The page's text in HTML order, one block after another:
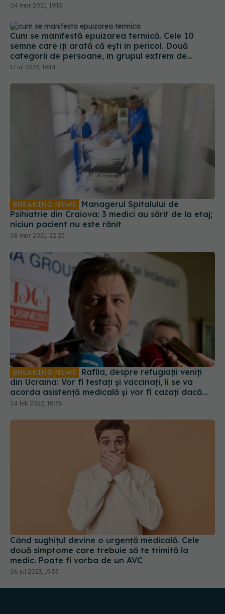
04 mar 2021, 19:13
Cum se manifestă epuizarea termică. Cele 10
semne care îți arată că ești în pericol. Două
categorii de persoane, în grupul extrem de
vulnerabil
17 iul 2023, 19:14
BREAKING NEWS
Psihiatrie din Craiova: 3 medici au sărit de la etaj;
niciun pacient nu este rănit
08 mar 2021, 22:25
BREAKING NEWS
din Ucraina: Vor fi testați și vaccinați, li se va
acorda asistență medicală și vor fi cazați dacă
solicită statutul de azilant
24 feb 2022, 18:38
Când sughițul devine o urgență medicală. Cele
două simptome care trebuie să te trimită la
medic. Poate fi vorba de un AVC
06 iul 2023, 19:53